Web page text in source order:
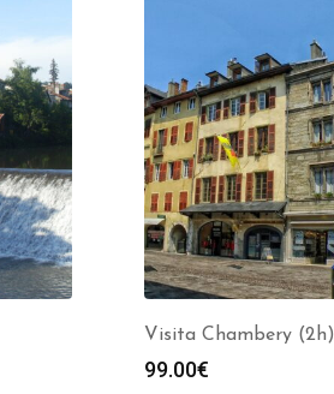
Visita Chambery (2h)
99.00€